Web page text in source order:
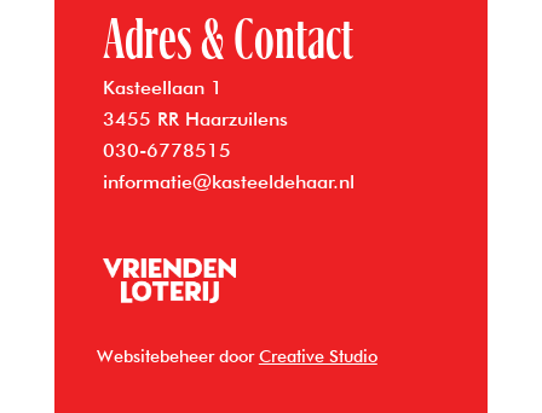
Adres & Contact
Kasteellaan 1
3455 RR Haarzuilens
030-6778515
informatie@kasteeldehaar.nl
Websitebeheer doorCreative Studio